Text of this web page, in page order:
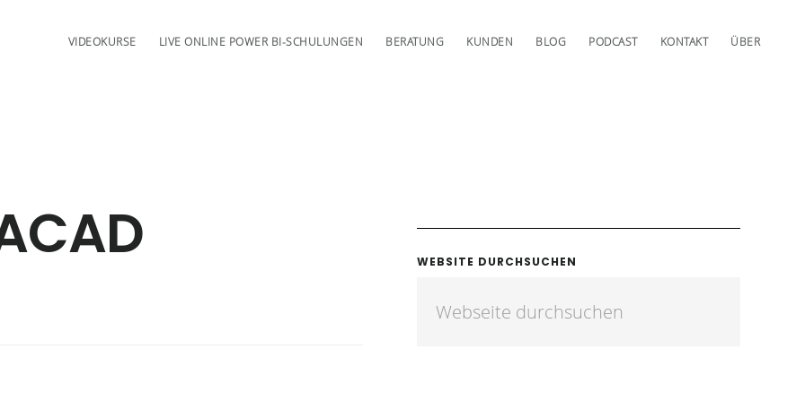
VIDEOKURSE LIVE ONLINE POWER BI-SCHULUNGEN BERATUNG KUNDEN BLOG PODCAST KONTAKT ÜBER
WEBSITE DURCHSUCHEN